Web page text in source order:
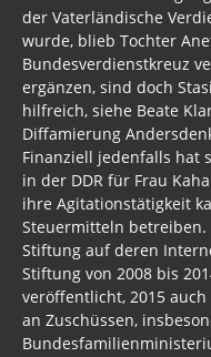
der Vaterländische
wurde, blieb Tochter
Bundesverdienstkreuz
ergänzen, sind doch
hilfreich, siehe Beate
Diffamierung
Finanziell jedenfalls hat
in der DDR für Frau
ihre Agitationstätigkeit
Steuermitteln betreiben.
Stiftung auf deren
Stiftung von 2008 bis
veröffentlicht, 2015
an Zuschüssen,